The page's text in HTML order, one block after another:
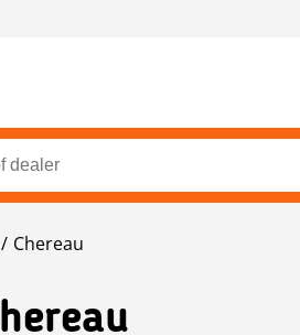
Chereau